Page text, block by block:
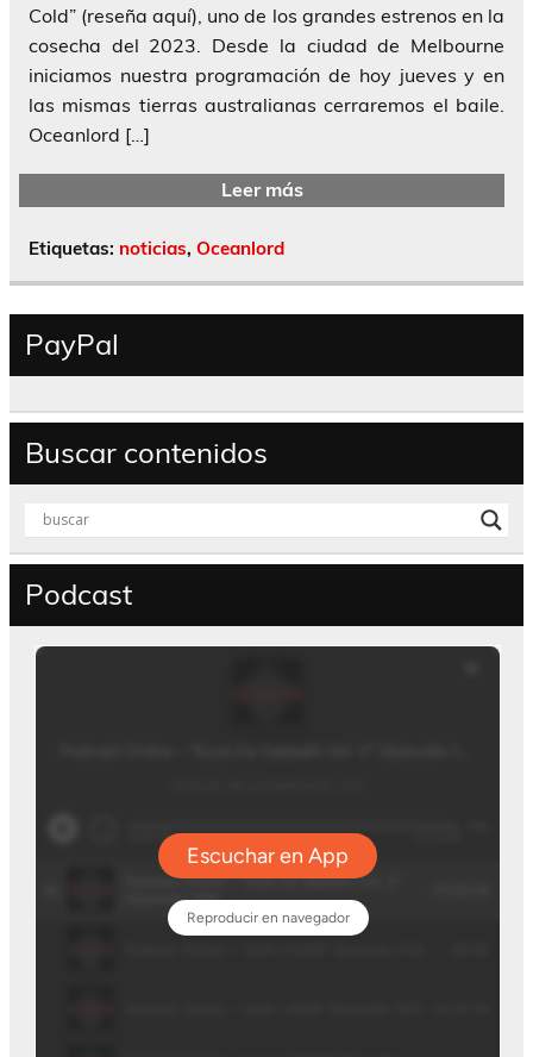
Cold” (reseña aquí), uno de los grandes estrenos en la
cosecha del 2023. Desde la ciudad de Melbourne
iniciamos nuestra programación de hoy jueves y en
las mismas tierras australianas cerraremos el baile.
Oceanlord […]
Leer más
Etiquetas: noticias, Oceanlord
PayPal
Buscar contenidos
Podcast